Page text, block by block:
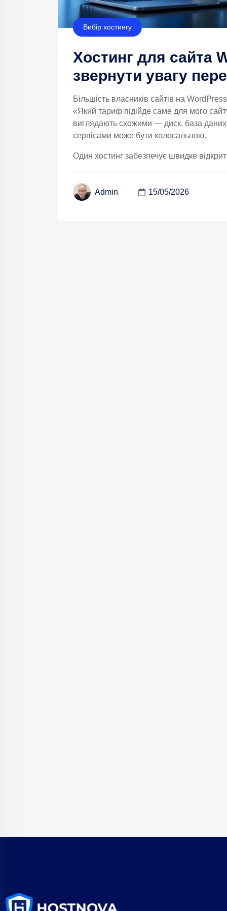
Вибір хостингу
Хостинг для сайта
звернути увагу
Більшість власників сайтів на
«Який тариф підійде саме для мого
виглядають схожими — диск, база
сервісами може бути колосальною.
Один хостинг забезпечує швидке
Admin 15/05/2026